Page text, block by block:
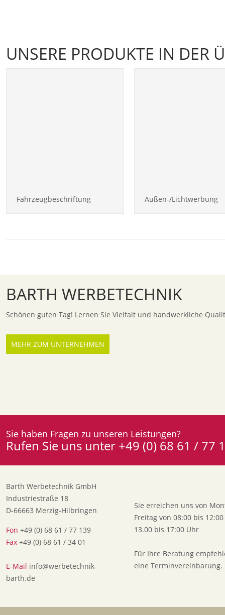
UNSERE PRODUKTE IN DER
Fahrzeugbeschriftung Außen-/Lichtwerbung
BARTH WERBETECHNIK
Schönen guten Tag! Lernen Sie Vielfalt und handwerkliche
MEHR ZUM UNTERNEHMEN
Sie haben Fragen zu unseren Leistungen?
Rufen Sie uns unter +49 (0) 68 61 /
Barth Werbetechnik GmbH
Industriestraße 18
D-66663 Merzig-Hilbringen
Fon +49 (0) 68 61 / 77 139
Fax +49 (0) 68 61 / 34 01
E-Mail info@werbetechnik-
barth.de
Sie erreichen uns von
Freitag von 08:00 bis
13.00 bis 17:00 Uhr
Für Ihre Beratung
eine Terminvereinbarung.